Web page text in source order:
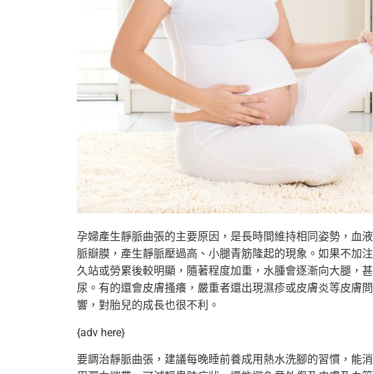
孕婦產生靜脈曲張的主要原因，是長時間維持相同姿勢， 血
脈瓣膜， 產生靜脈壓過高、小腿青筋隆起的現象。如果不加注
久站或勞累後較明顯， 隨著程度加重，水腫會逐漸向大腿，
尿。有的還會皮膚搔癢， 嚴重者還出現濕疹或皮膚炎等皮膚問
響，對胎兒的成長也很不利。
{adv here}
要調治靜脈曲張，建議每晚睡前養成用熱水洗腳的習慣， 能